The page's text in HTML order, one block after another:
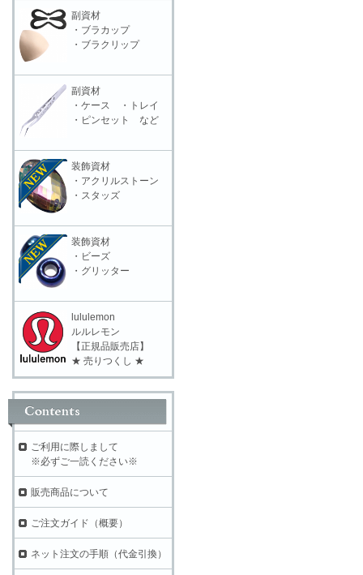
副資材
・ブラカップ
・ブラクリップ
副資材
・ケース ・トレイ
・ピンセット など
装飾資材
・アクリルストーン
・スタッズ
装飾資材
・ビーズ
・グリッター
lululemon
ルルレモン
【正規品販売店】
★ 売りつくし ★
ご利用に際しまして
※必ずご一読ください※
販売商品について
ご注文ガイド（概要）
ネット注文の手順（代金引換）